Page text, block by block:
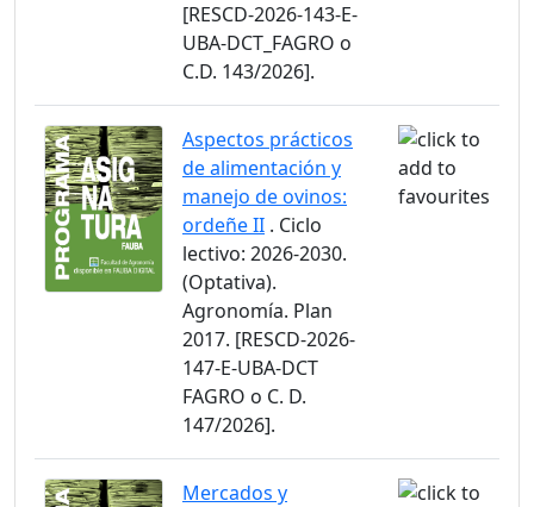
[RESCD-2026-143-E-
UBA-DCT_FAGRO o
C.D. 143/2026].
Aspectos prácticos
de alimentación y
manejo de ovinos:
ordeñe II . Ciclo
lectivo: 2026-2030.
(Optativa).
Agronomía. Plan
2017. [RESCD-2026-
147-E-UBA-DCT
FAGRO o C. D.
147/2026].
Mercados y